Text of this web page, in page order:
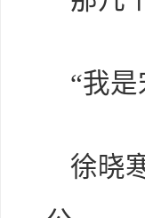
“我
徐晓